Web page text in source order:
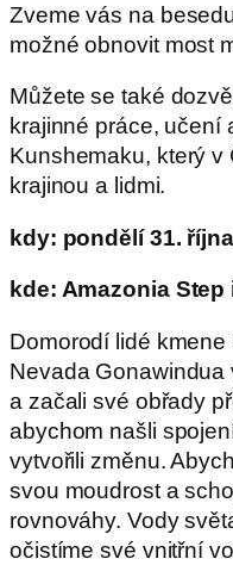
Zveme vás na
možné obnovit most
Můžete se také
krajinné práce, učení
Kunshemaku, který v
krajinou a lidmi.
kdy: pondělí 31.
kde: Amazonia Step
Domorodí lidé
Nevada Gonawindua
a začali své obřady
abychom našli
vytvořili změnu.
svou moudrost a
rovnováhy. Vody
očistíme své vnitřní